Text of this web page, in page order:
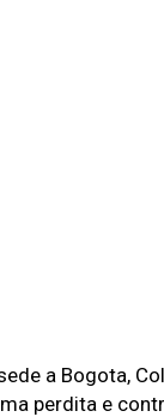
a Bogota,
perdita e